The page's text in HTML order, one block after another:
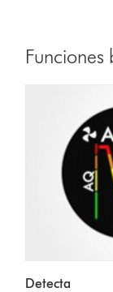
Funciones
Detecta